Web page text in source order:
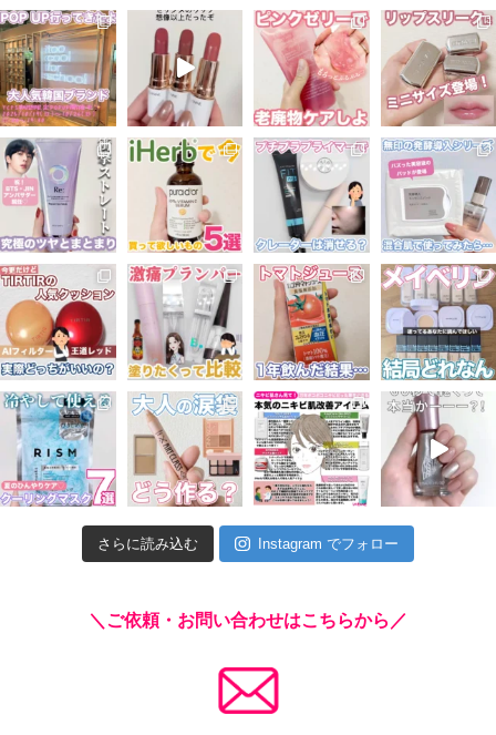
さらに読み込む Instagram でフォロー
＼ご依頼・お問い合わせはこちらから／